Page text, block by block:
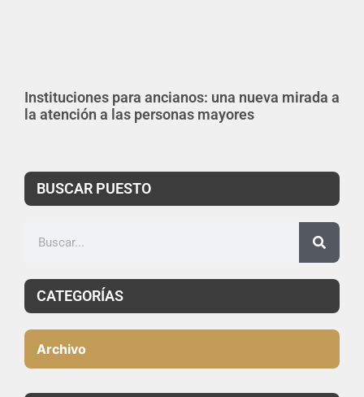
Instituciones para ancianos: una nueva mirada a
la atención a las personas mayores
BUSCAR PUESTO
CATEGORÍAS
Archivo